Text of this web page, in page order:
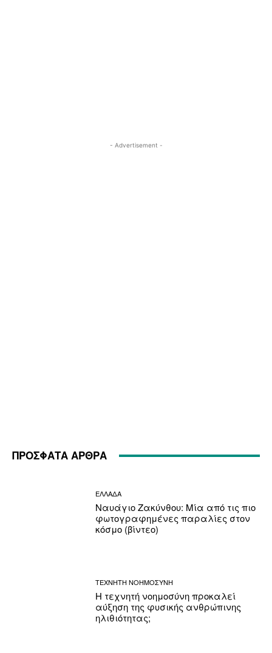
- Advertisement -
ΠΡΟΣΦΑΤΑ ΑΡΘΡΑ
ΕΛΛΑΔΑ
Ναυάγιο Ζακύνθου: Μία από τις πιο
φωτογραφημένες παραλίες στον
κόσμο (βίντεο)
ΤΕΧΝΗΤΗ ΝΟΗΜΟΣΥΝΗ
Η τεχνητή νοημοσύνη προκαλεί
αύξηση της φυσικής ανθρώπινης
ηλιθιότητας;